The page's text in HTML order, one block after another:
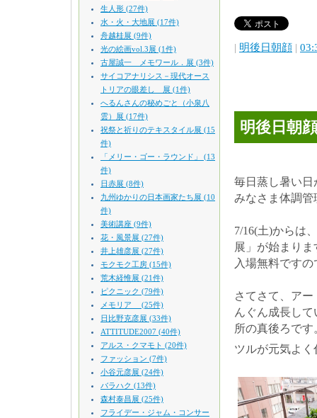
生人形 (27件)
水・火・大地展 (17件)
舟越桂展 (9件)
光の絵画vol.3展 (1件)
古屋誠一 メモワール．展 (3件)
サイコアナリシス－現代オース
トリアの眼差し 展 (1件)
へるんさんの秘めごと（小泉八
雲）展 (17件)
祝祭と祈りのテキスタイル展 (15
件)
「メリー・ゴー・ラウンド」 (13
件)
日赤展 (8件)
九州ゆかりの日本画家たち展 (10
件)
美術講座 (9件)
花・風景展 (27件)
井上雄彦展 (27件)
モクモク工房 (15件)
荒木経惟展 (21件)
ピクニック (79件)
メモリア (25件)
日比野克彦展 (33件)
ATTITUDE2007 (40件)
アルス・クマモト (20件)
ファッション (7件)
小谷元彦展 (24件)
バラハク (13件)
森村泰昌展 (25件)
フライデー・ジャム・コンサー
| 明後日朝顔 |
明後日朝
毎日蒸し暑い
みなさま体調
7/16(土)からは
展」が始まりま
入場無料です
さてさて、ア
んぐん成長し
所の真後ろです
ツルが元気よ